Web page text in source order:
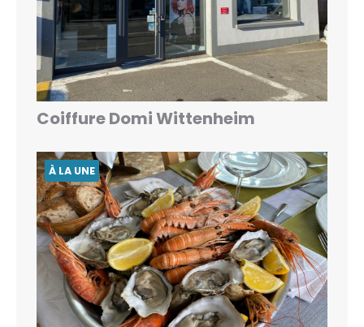
Coiffure Domi Wittenheim
À LA UNE